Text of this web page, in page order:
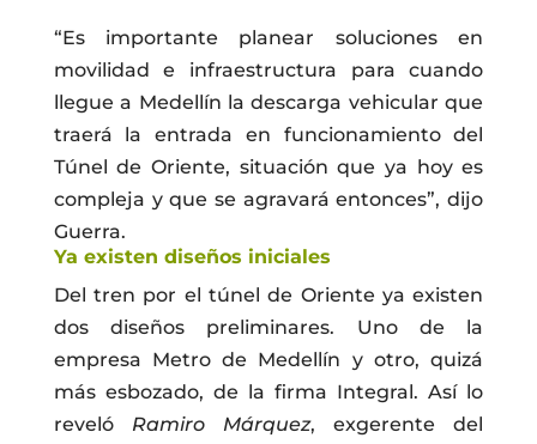
“Es importante planear soluciones en
movilidad e infraestructura para cuando
llegue a Medellín la descarga vehicular que
traerá la entrada en funcionamiento del
Túnel de Oriente, situación que ya hoy es
compleja y que se agravará entonces”, dijo
Guerra.
Ya existen diseños iniciales
Del tren por el túnel de Oriente ya existen
dos diseños preliminares. Uno de la
empresa Metro de Medellín y otro, quizá
más esbozado, de la firma Integral. Así lo
reveló Ramiro Márquez, exgerente del